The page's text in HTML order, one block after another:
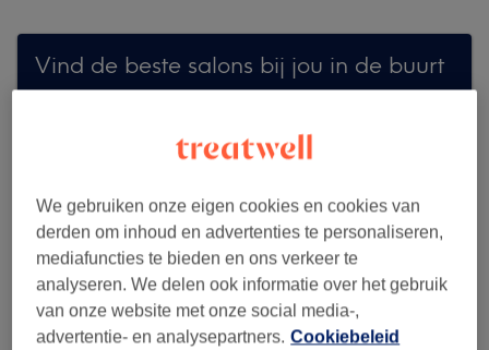
Vind de beste salons bij jou in de buurt
Zoek meer salons
We gebruiken onze eigen cookies en cookies van
derden om inhoud en advertenties te personaliseren,
mediafuncties te bieden en ons verkeer te
analyseren. We delen ook informatie over het gebruik
van onze website met onze social media-,
advertentie- en analysepartners. Cookiebeleid